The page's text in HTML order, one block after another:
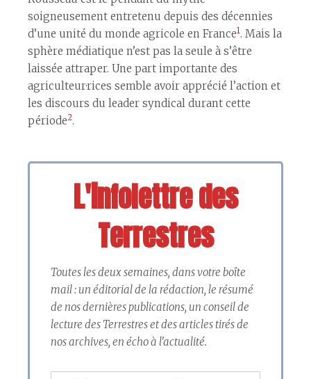
soigneusement entretenu depuis des décennies
d’une unité du monde agricole en France1. Mais la
sphère médiatique n’est pas la seule à s’être
laissée attraper. Une part importante des
agriculteur·rices semble avoir apprécié l’action et
les discours du leader syndical durant cette
période2.
L'infolettre des
Terrestres
Toutes les deux semaines, dans votre boîte
mail : un éditorial de la rédaction, le résumé
de nos dernières publications, un conseil de
lecture des Terrestres et des articles tirés de
nos archives, en écho à l'actualité.